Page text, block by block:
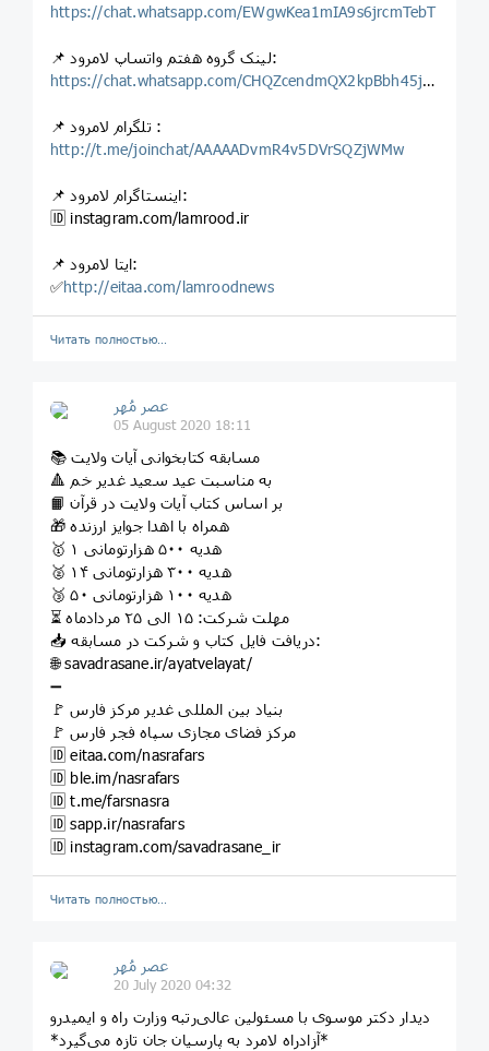
https://chat.whatsapp.com/EWgwKea1mIA9s6jrcmTebT
📌 لینک گروه هفتم واتساپ لامرود:
https://chat.whatsapp.com/CHQZcendmQX2kpBbh45jgA
📌 تلگرام لامرود :
http://t.me/joinchat/AAAAADvmR4v5DVrSQZjWMw
📌 اینستاگرام لامرود:
🆔 instagram.com/lamrood.ir
📌 ایتا لامرود:
✅http://eitaa.com/lamroodnews
Читать полностью…
عصر مُهر
05 August 2020 18:11
📚 مسابقه کتابخوانی آیات ولایت
🔺 به مناسبت عید سعید غدیر خم
📙 بر اساس کتاب آیات ولایت در قرآن
🎁 همراه با اهدا جوایز ارزنده
🥇 ۱ هدیه ۵۰۰ هزارتومانی
🥈 ۱۴ هدیه ۳۰۰ هزارتومانی
🥉 ۵۰ هدیه ۱۰۰ هزارتومانی
⏳ مهلت شرکت: ۱۵ الی ۲۵ مردادماه
📥 دریافت فایل کتاب و شرکت در مسابقه:
🌐 savadrasane.ir/ayatvelayat/
➖
🚩 بنیاد بین المللی غدیر مرکز فارس
🚩 مرکز فضای مجازی سپاه فجر فارس
🆔 eitaa.com/nasrafars
🆔 ble.im/nasrafars
🆔 t.me/farsnasra
🆔 sapp.ir/nasrafars
🆔 instagram.com/savadrasane_ir
Читать полностью…
عصر مُهر
20 July 2020 04:32
دیدار دکتر موسوی با مسئولین عالی‌رتبه وزارت راه و ایمیدرو
*آزادراه لامرد به پارسیان جان تازه می‌گیرد*